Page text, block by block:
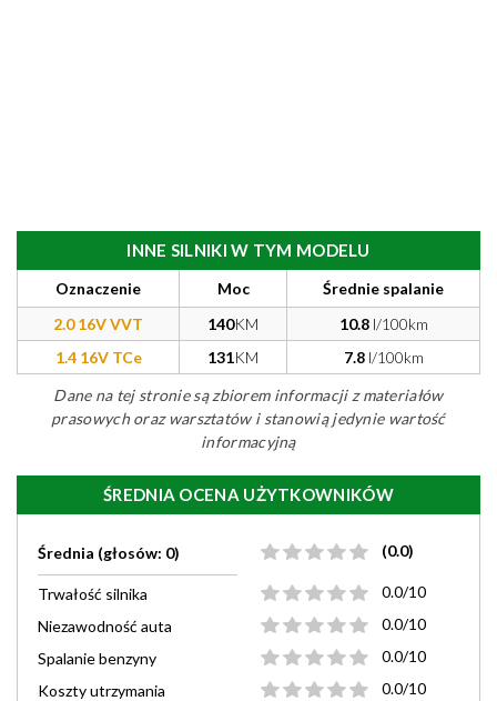
INNE SILNIKI W TYM MODELU
Oznaczenie Moc
Średnie spalanie
2.0 16V VVT
140KM 10.8l/100km
1.4 16V TCe
131KM 7.8l/100km
Dane na tej stronie są zbiorem informacji z materiałów
prasowych oraz warsztatów i stanowią jedynie wartość
informacyjną
ŚREDNIA OCENA UŻYTKOWNIKÓW
Średnia (głosów: 0) (0.0)
Trwałość silnika
0.0/10
Niezawodność auta
0.0/10
Spalanie benzyny
0.0/10
Koszty utrzymania
0.0/10